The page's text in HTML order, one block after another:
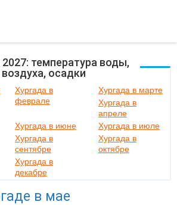
2027: температура воды,
воздуха, осадки
Хургада в
феврале
Хургада в марте
Хургада в
апреле
Хургада в июне
Хургада в июле
Хургада в
сентябре
Хургада в
октябре
Хургада в
декабре
в мае